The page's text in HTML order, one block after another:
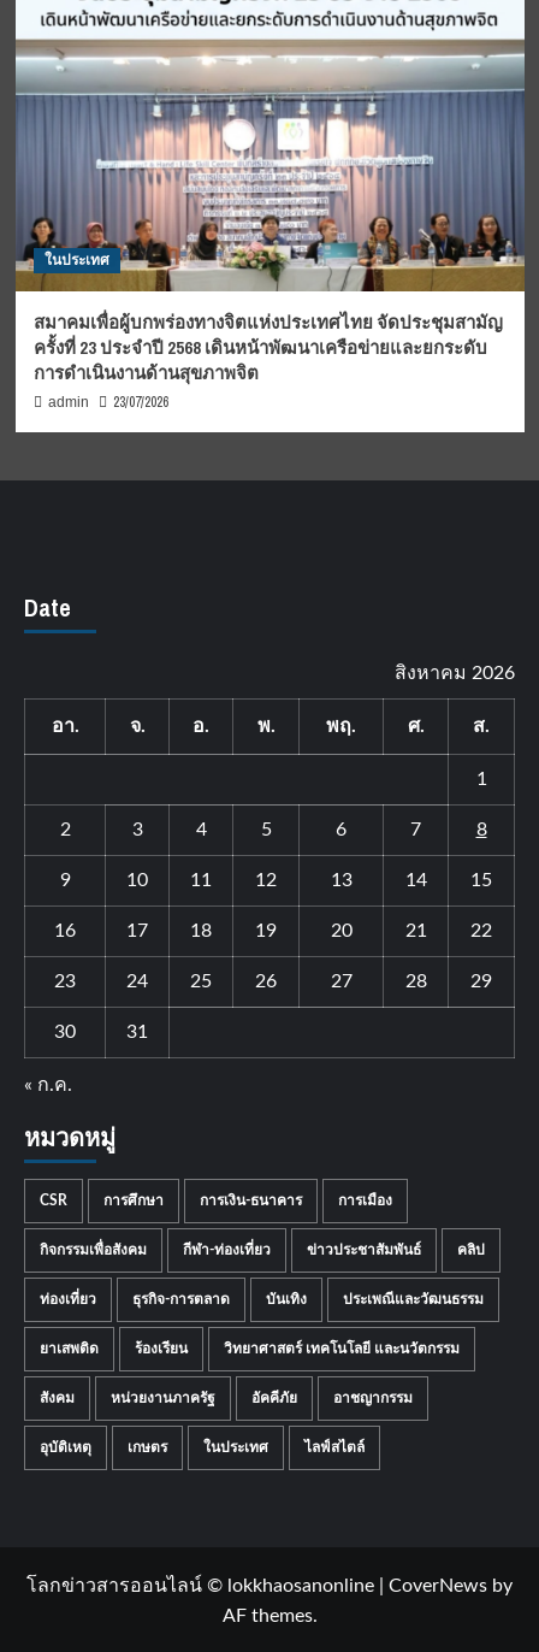
ในประเทศ
สมาคมเพื่อผู้บกพร่องทางจิตแห่งประเทศไทย จัดประชุมสามัญ
ครั้งที่ 23 ประจำปี 2568 เดินหน้าพัฒนาเครือข่ายและยกระดับ
การดำเนินงานด้านสุขภาพจิต
admin 23/07/2026
Date
สิงหาคม 2026
อา. จ. อ. พ. พฤ. ศ. ส.
1
2 3 4 5 6 7 8
9 10 11 12 13 14 15
16 17 18 19 20 21 22
23 24 25 26 27 28 29
30 31
« ก.ค.
หมวดหมู่
CSR การศึกษา การเงิน-ธนาคาร การเมือง
กิจกรรมเพื่อสังคม กีฬา-ท่องเที่ยว ข่าวประชาสัมพันธ์ คลิป
ท่องเที่ยว ธุรกิจ-การตลาด บันเทิง ประเพณีและวัฒนธรรม
ยาเสพติด ร้องเรียน วิทยาศาสตร์ เทคโนโลยี และนวัตกรรม
สังคม หน่วยงานภาครัฐ อัคคีภัย อาชญากรรม
อุบัติเหตุ เกษตร ในประเทศ ไลฟ์สไตล์
โลกข่าวสารออนไลน์ © lokkhaosanonline CoverNews by
AF themes.